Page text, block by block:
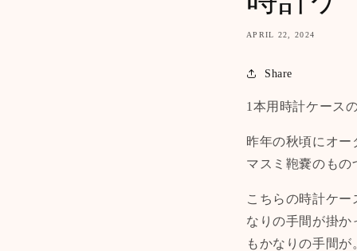
APRIL 22, 2024
Share
1本用時計ケース
昨年の秋頃にオ
マスミ鞄嚢のも
こちらの時計ケ
なりの手間が掛
もかなりの手間